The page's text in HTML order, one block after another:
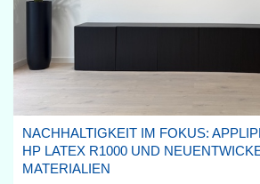
NACHHALTIGKEIT IM FOKUS:
HP LATEX R1000 UND
MATERIALIEN